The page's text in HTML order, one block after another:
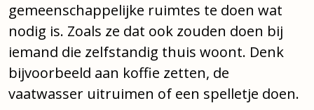
gemeenschappelijke ruimtes te doen wat
nodig is. Zoals ze dat ook zouden doen bij
iemand die zelfstandig thuis woont. Denk
bijvoorbeeld aan koffie zetten, de
vaatwasser uitruimen of een spelletje doen.